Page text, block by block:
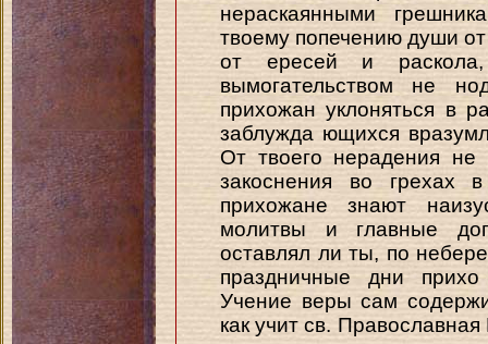
нераскаянными
твоему попечению души
от ересей и
вымогательством не
прихожан уклоняться в
заблужда ющихся
От твоего нерадения
закоснения во грехах
прихожане знают
молитвы и главные
оставлял ли ты, по
праздничные дни
Учение веры сам
как учит св.